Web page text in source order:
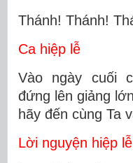
Thánh! Thánh!
Ca hiệp lễ
Vào ngày cuối
đứng lên giảng
hãy đến cùng Ta
Lời nguyện hiệp lễ